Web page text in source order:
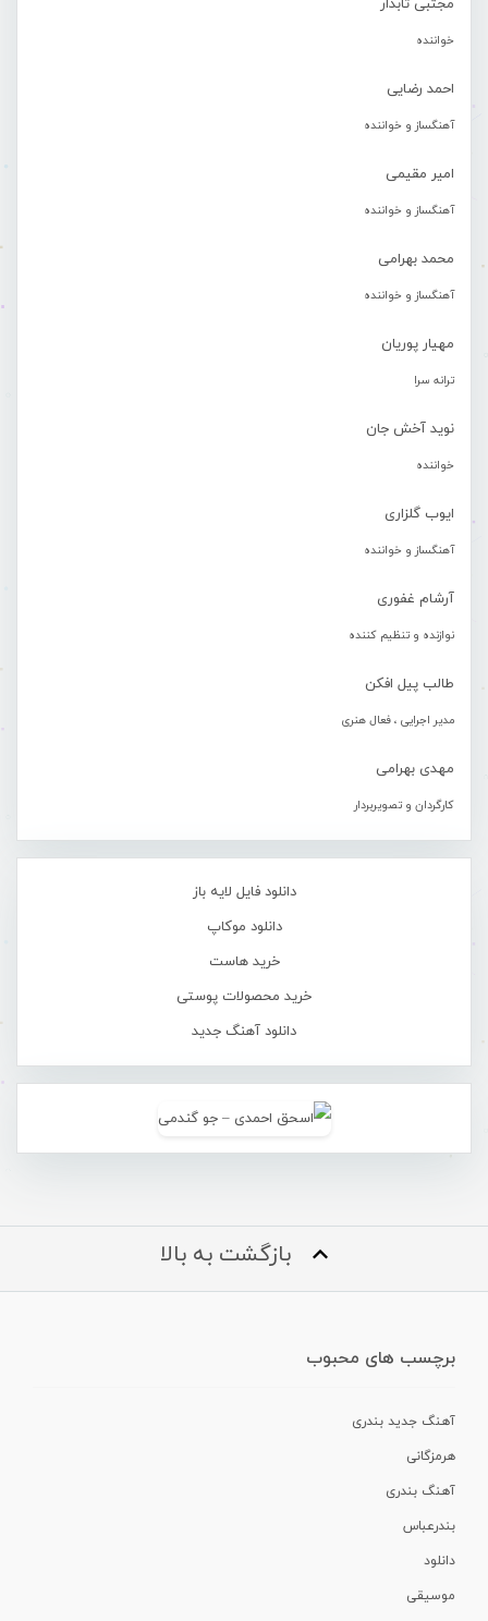
مجتبی تابدار
خواننده
احمد رضایی
آهنگساز و خواننده
امیر مقیمی
آهنگساز و خواننده
محمد بهرامی
آهنگساز و خواننده
مهیار پوریان
ترانه سرا
نوید آخش جان
خواننده
ایوب گلزاری
آهنگساز و خواننده
آرشام غفوری
نوازنده و تنظیم کننده
طالب پیل افکن
مدیر اجرایی ، فعال هنری
مهدی بهرامی
کارگردان و تصویربردار
دانلود فایل لایه باز
دانلود موکاپ
خرید هاست
خرید محصولات پوستی
دانلود آهنگ جدید
بازگشت به بالا
برچسب های محبوب
آهنگ جدید بندری
هرمزگانی
آهنگ بندری
بندرعباس
دانلود
موسیقی